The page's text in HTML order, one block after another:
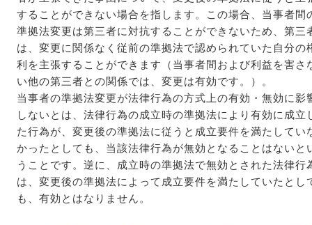
することができない場合を指します。この場合、当事者間
準拠法変更は第三者に対抗することができないため、第三
は、変更に関係なく従前の準拠法で認められていた自分の
利を主張することができます（当事者間および利益を害さ
い他の第三者との関係では、変更は有効です。）。
当事者の準拠法変更が法律行為の方式上の有効・無効に影
しないとは、法律行為の成立時の準拠法により有効に成立
た行為が、変更後の準拠法に従うと成立要件を満たしてい
かったとしても、当該法律行為が無効となることはないと
うことです。逆に、成立時の準拠法で無効とされた法律行
は、変更後の準拠法によって成立要件を満たしていたとし
も、有効とはなりません。